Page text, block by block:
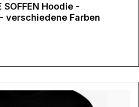
SOFFEN Hoodie -
verschiedene Farben